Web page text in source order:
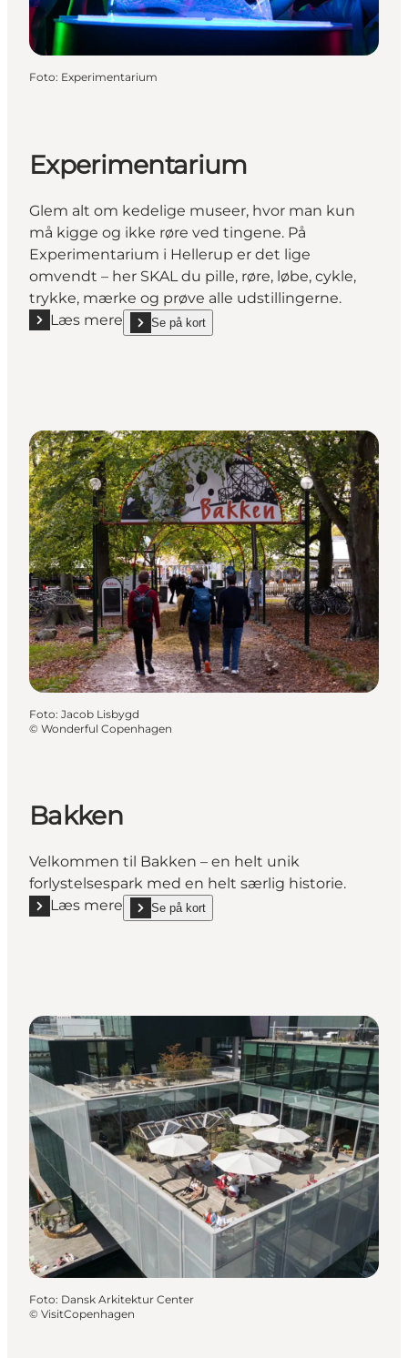
Foto: Experimentarium
Experimentarium
Glem alt om kedelige museer, hvor man kun
må kigge og ikke røre ved tingene. På
Experimentarium i Hellerup er det lige
omvendt – her SKAL du pille, røre, løbe, cykle,
trykke, mærke og prøve alle udstillingerne.
Læs mere
Læs mere "Experimentarium"
Se på kort
show Experimentarium on_map
Foto: Jacob Lisbygd
© Wonderful Copenhagen
Bakken
Velkommen til Bakken – en helt unik
forlystelsespark med en helt særlig historie.
Læs mere
Læs mere "Bakken"Se på kort
show Bakken on_map
Foto: Dansk Arkitektur Center
© VisitCopenhagen